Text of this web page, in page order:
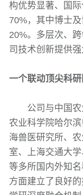
构优势显著、国
70%，其中博士
20%。多层次、
司技术创新提供强
一个联动顶尖科
公司与中国农
农业科学院哈尔
海兽医研究所、
室、上海交通大
等多所国内外知
方面建立了良好